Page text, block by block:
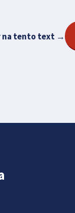
na tento text →